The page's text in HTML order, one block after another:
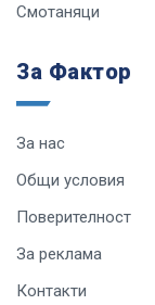
Смотаняци
За Фактор
За нас
Общи условия
Поверителност
За реклама
Контакти